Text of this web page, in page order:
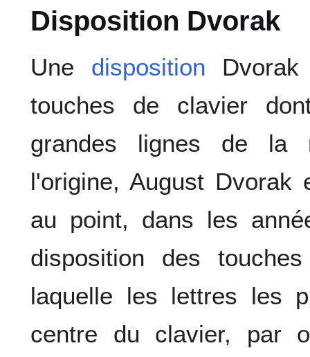
Disposition Dvorak
Une disposition
touches de clavier
grandes lignes de la
l'origine, August
au point, dans les
disposition des
laquelle les lettres les
centre du clavier, par